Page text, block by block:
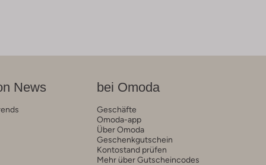
News bei Omoda
Geschäfte
Omoda-app
Über Omoda
Geschenkgutschein
Kontostand prüfen
Mehr über Gutscheincodes